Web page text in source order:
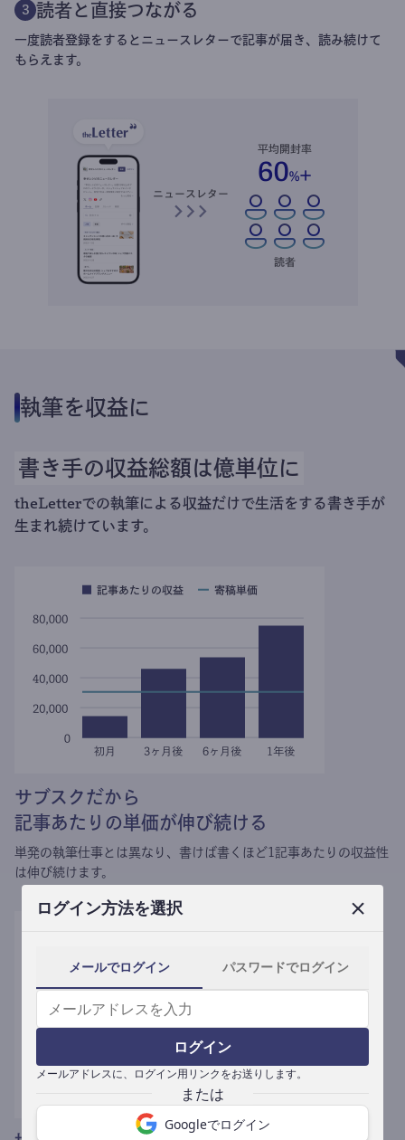
ログイン方法を選択
メールでログイン パスワードでログイン
ログイン
メールアドレスに、ログイン用リンクをお送りします。
Googleでログイン
3 読者と直接つながる
一度読者登録をするとニュースレターで記事が届き、読み続けて
もらえます。
執筆を収益に
書き手の収益総額は億単位に
theLetterでの執筆による収益だけで生活をする書き手が
生まれ続けています。
サブスクだから
記事あたりの単価が伸び続ける
単発の執筆仕事とは異なり、 書けば書くほど1記事あたりの収益性
は伸び続けます。